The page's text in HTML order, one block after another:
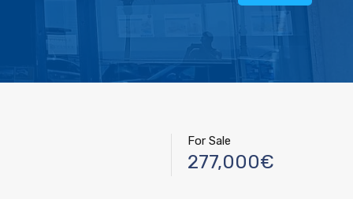
For Sale
277,000€